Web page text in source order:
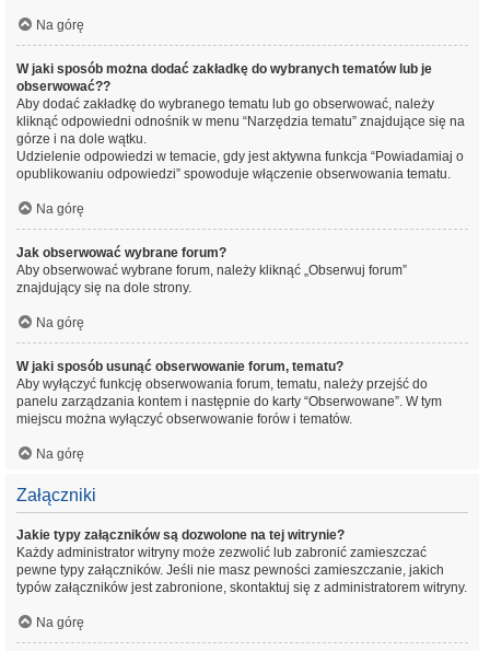
Na górę
W jaki sposób można dodać zakładkę do wybranych tematów lub je
obserwować??
Aby dodać zakładkę do wybranego tematu lub go obserwować, należy
kliknąć odpowiedni odnośnik w menu “Narzędzia tematu” znajdujące się na
górze i na dole wątku.
Udzielenie odpowiedzi w temacie, gdy jest aktywna funkcja “Powiadamiaj o
opublikowaniu odpowiedzi” spowoduje włączenie obserwowania tematu.
Na górę
Jak obserwować wybrane forum?
Aby obserwować wybrane forum, należy kliknąć „Obserwuj forum”
znajdujący się na dole strony.
Na górę
W jaki sposób usunąć obserwowanie forum, tematu?
Aby wyłączyć funkcję obserwowania forum, tematu, należy przejść do
panelu zarządzania kontem i następnie do karty “Obserwowane”. W tym
miejscu można wyłączyć obserwowanie forów i tematów.
Na górę
Załączniki
Jakie typy załączników są dozwolone na tej witrynie?
Każdy administrator witryny może zezwolić lub zabronić zamieszczać
pewne typy załączników. Jeśli nie masz pewności zamieszczanie, jakich
typów załączników jest zabronione, skontaktuj się z administratorem witryny.
Na górę